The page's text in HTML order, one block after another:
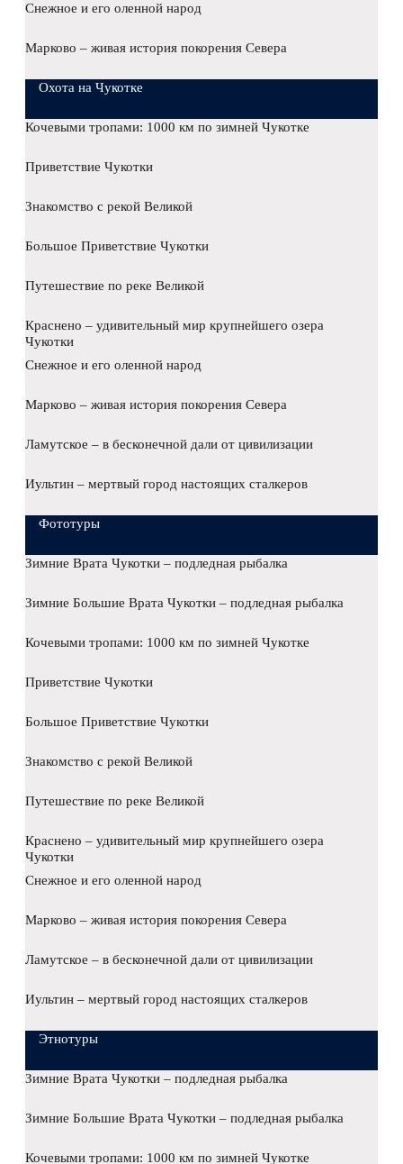
Снежное и его оленной народ
Марково – живая история покорения Севера
Охота на Чукотке
Кочевыми тропами: 1000 км по зимней Чукотке
Приветствие Чукотки
Знакомство с рекой Великой
Большое Приветствие Чукотки
Путешествие по реке Великой
Краснено – удивительный мир крупнейшего озера
Чукотки
Снежное и его оленной народ
Марково – живая история покорения Севера
Ламутское – в бесконечной дали от цивилизации
Иультин – мертвый город настоящих сталкеров
Фототуры
Зимние Врата Чукотки – подледная рыбалка
Зимние Большие Врата Чукотки – подледная рыбалка
Кочевыми тропами: 1000 км по зимней Чукотке
Приветствие Чукотки
Большое Приветствие Чукотки
Знакомство с рекой Великой
Путешествие по реке Великой
Краснено – удивительный мир крупнейшего озера
Чукотки
Снежное и его оленной народ
Марково – живая история покорения Севера
Ламутское – в бесконечной дали от цивилизации
Иультин – мертвый город настоящих сталкеров
Этнотуры
Зимние Врата Чукотки – подледная рыбалка
Зимние Большие Врата Чукотки – подледная рыбалка
Кочевыми тропами: 1000 км по зимней Чукотке